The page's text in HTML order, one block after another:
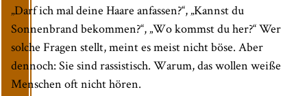
„Darf ich mal deine Haare anfassen?“, „Kannst du
Sonnenbrand bekommen?“, „Wo kommst du her?“ Wer
solche Fragen stellt, meint es meist nicht böse. Aber
dennoch: Sie sind rassistisch. Warum, das wollen weiße
Menschen oft nicht hören.